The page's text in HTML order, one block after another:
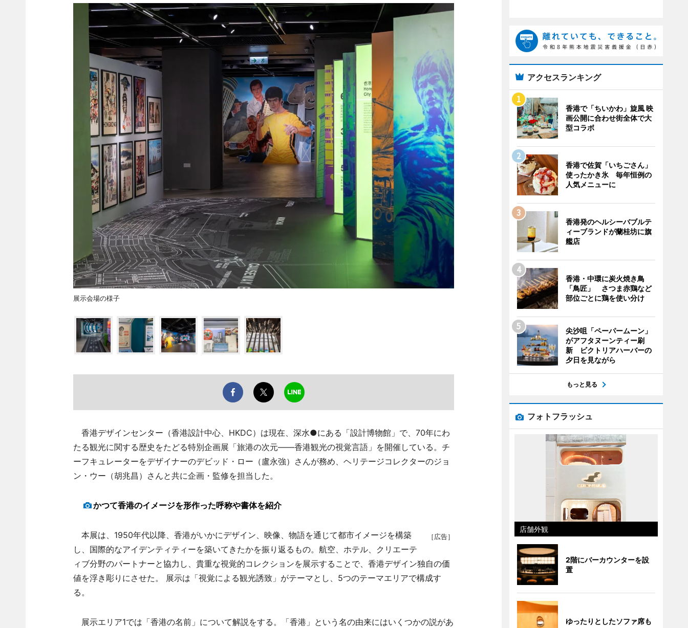
展示会場の様子
香港デザインセンター（香港設計中心、HKDC）は現在、深水●にある「設計博物館」で、70年にわ
たる観光に関する歴史をたどる特別企画展「旅港の次元――香港観光の視覚言語」を開催している。チ
ーフキュレーターをデザイナーのデビッド・ロー（盧永強）さんが務め、ヘリテージコレクターのジョ
ン・ウー（胡兆昌）さんと共に企画・監修を担当した。
かつて香港のイメージを形作った呼称や書体を紹介
［広告］
本展は、1950年代以降、香港がいかにデザイン、映像、物語を通じて都市イメージを構築
し、国際的なアイデンティティーを築いてきたかを振り返るもの。航空、ホテル、クリエーテ
ィブ分野のパートナーと協力し、貴重な視覚的コレクションを展示することで、香港デザイン独自の価
値を浮き彫りにさせた。 展示は「視覚による観光誘致」がテーマとし、5つのテーマエリアで構成す
る。
展示エリア1では「香港の名前」について解説をする。「香港」という名の由来にはいくつかの説があ
アクセスランキング
香港で「ちいかわ」旋風 映
画公開に合わせ街全体で大
型コラボ
香港で佐賀「いちごさん」
使ったかき氷 毎年恒例の
人気メニューに
香港発のヘルシーバブルテ
ィーブランドが蘭桂坊に旗
艦店
香港・中環に炭火焼き鳥
「鳥匠」 さつま赤鶏など
部位ごとに鶏を使い分け
尖沙咀「ペーパームーン」
がアフタヌーンティー刷
新 ビクトリアハーバーの
夕日を見ながら
もっと見る
フォトフラッシュ
店舗外観
2階にバーカウンターを設
置
ゆったりとしたソファ席も